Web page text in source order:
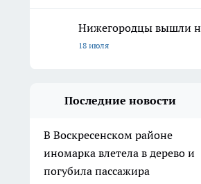
Нижегородцы вышли
18 июля
Последние новости
В Воскресенском районе
иномарка влетела в дерево и
погубила пассажира